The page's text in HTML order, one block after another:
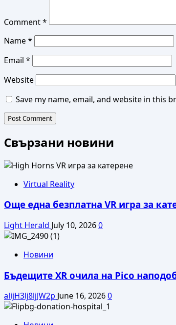
Comment*
Name*
Email *
Website
Save my name, email, and website in this
Свързани новини
Virtual Reality
Още една безплатна VR игра за
Light Herald July 10, 20260
Новини
Бъдещите XR очила на Pico
alijH3lj8ljJW2p June 16, 20260